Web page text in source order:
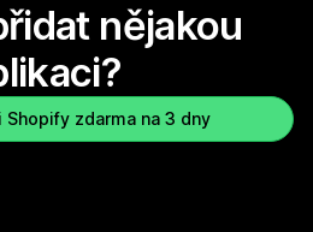
nějakou
zdarma na 3 dny